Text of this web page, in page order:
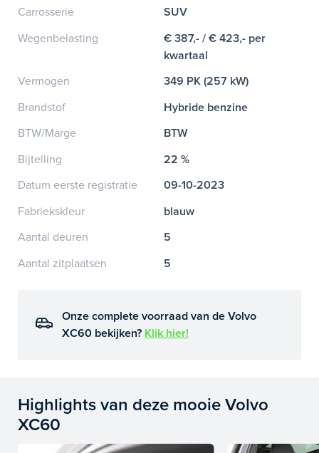
Carrosserie
SUV
Wegenbelasting
€ 387,- / € 423,- per
kwartaal
Vermogen
349 PK (257 kW)
Brandstof
Hybride benzine
BTW/Marge
BTW
Bijtelling
22 %
Datum eerste registratie
09-10-2023
Fabriekskleur
blauw
Aantal deuren
5
Aantal zitplaatsen
5
Onze complete voorraad van de Volvo
XC60 bekijken? Klik hier!
Highlights van deze mooie Volvo
XC60